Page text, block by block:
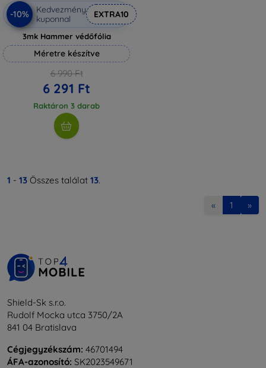
-10%
Kedvezmény
kuponnal
EXTRA10
3mk Hammer védőfólia
Méretre készítve
6 990 Ft
6 291 Ft
Raktáron 3 darab
1 - 13 Összes találat 13.
« 1 »
Shield-Sk s.r.o.
Rudolf Mocka utca 3750/2A
841 04 Bratislava
Cégjegyzékszám: 46701494
ÁFA-azonosító: SK2023549671